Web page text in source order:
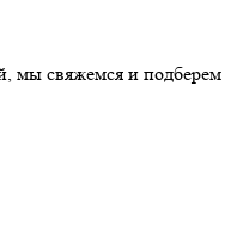
мы свяжемся и подберем